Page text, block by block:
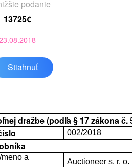
podanie
13725€
Stiahnuť
dražbe (podľa § 17 zákona č.
002/2018
a
Auctioneer s. r. o.